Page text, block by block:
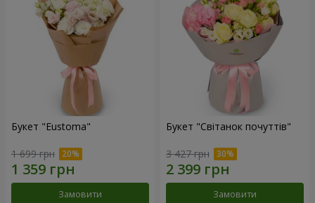
Букет "Eustoma"
1 699 грн
Замовити
Букет "Світанок почуттів"
3 427 грн
Замовити